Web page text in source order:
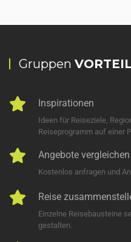
Gruppen
Inspirationen
Ideen für Reiseziele,
Reiseprogramm auf einer
Angebote vergleichen
Kostenlos anfragen und
Reise
Einzelne Reisebausteine
gestalten.